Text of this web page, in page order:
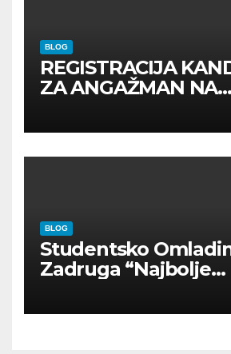
BLOG
REGISTRACIJA
ZA ANGAŽMAN NA
BLOG
Studentsko
Zadruga “Najbolje